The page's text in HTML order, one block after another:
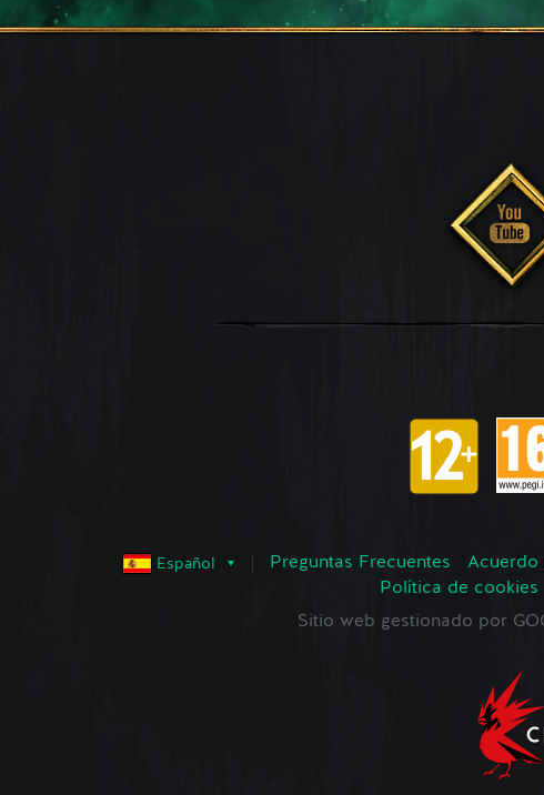
Español Preguntas Frecuentes Acuerdo
Política de cookies
Sitio web gestionado por